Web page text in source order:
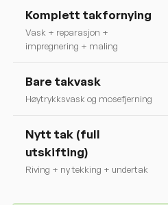
Komplett takfornying
Vask + reparasjon +
impregnering + maling
Bare takvask
Høytrykksvask og mosefjerning
Nytt tak (full
utskifting)
Riving + ny tekking + undertak